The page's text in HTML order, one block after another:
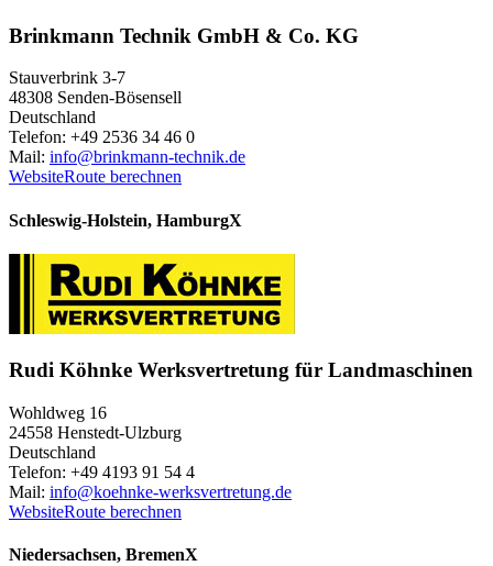
Brinkmann Technik GmbH & Co. KG
Stauverbrink 3-7
48308 Senden-Bösensell
Deutschland
Telefon: +49 2536 34 46 0
Mail: info@brinkmann-technik.de
WebsiteRoute berechnen
Schleswig-Holstein, HamburgX
Rudi Köhnke Werksvertretung für Landmaschinen
Wohldweg 16
24558 Henstedt-Ulzburg
Deutschland
Telefon: +49 4193 91 54 4
Mail: info@koehnke-werksvertretung.de
WebsiteRoute berechnen
Niedersachsen, BremenX